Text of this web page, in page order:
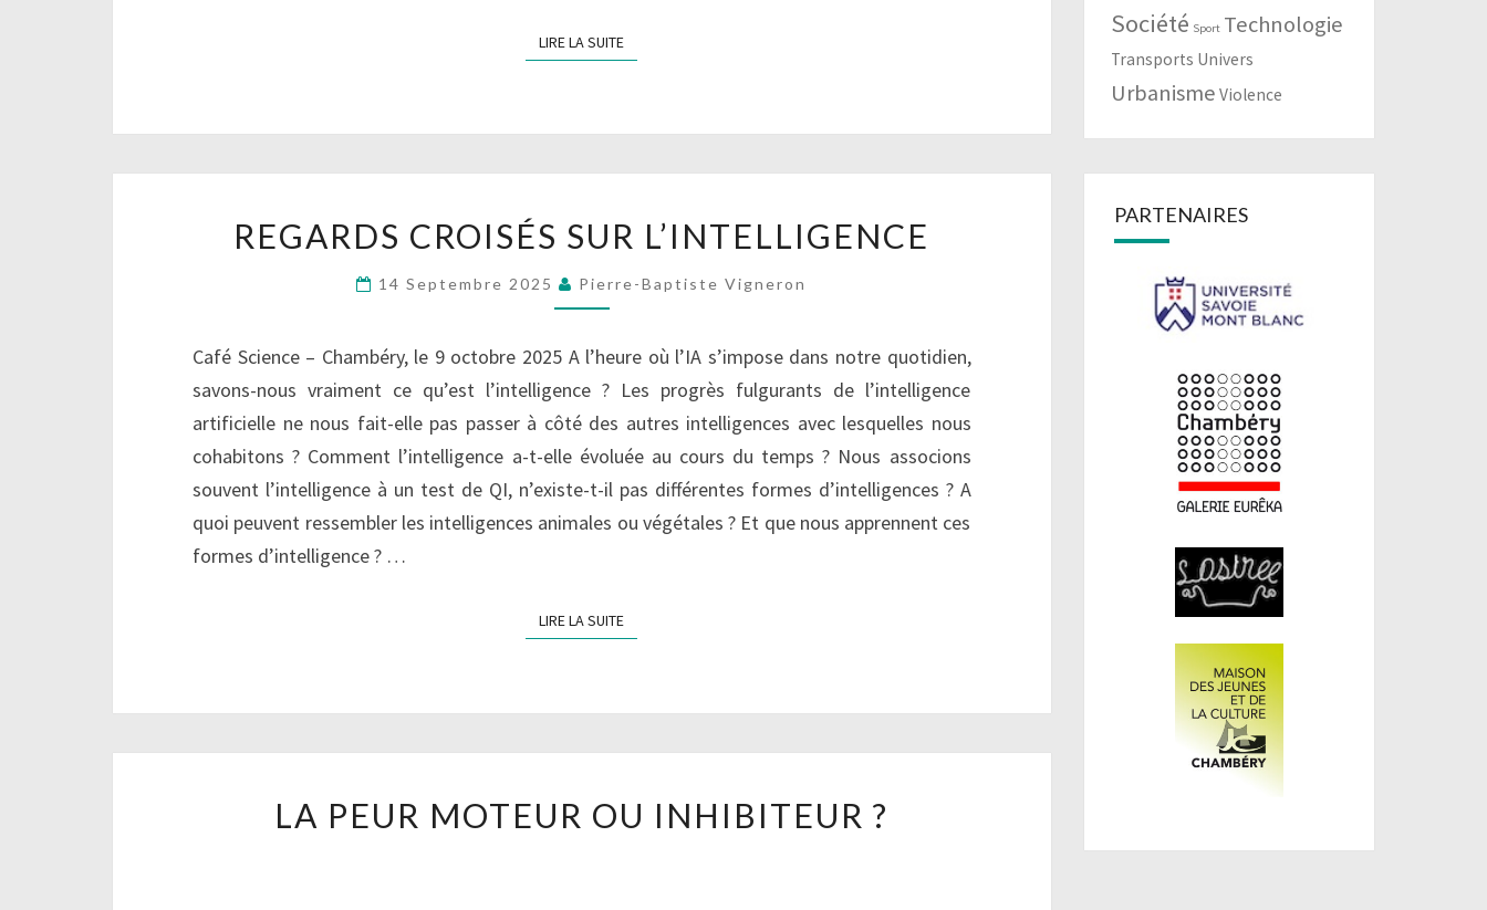
LIRE LA SUITELIRE LA SUITE
CROISÉS
SUR
L’INTELLIGENCE
REGARDS CROISÉS SUR L’INTELLIGENCE
14 Septembre 2025 Pierre-Baptiste Vigneron
Café Science – Chambéry, le 9 octobre 2025 A l’heure où l’IA s’impose dans notre quotidien,
savons-nous vraiment ce qu’est l’intelligence ? Les progrès fulgurants de l’intelligence
artificielle ne nous fait-elle pas passer à côté des autres intelligences avec lesquelles nous
cohabitons ? Comment l’intelligence a-t-elle évoluée au cours du temps ? Nous associons
souvent l’intelligence à un test de QI, n’existe-t-il pas différentes formes d’intelligences ? A
quoi peuvent ressembler les intelligences animales ou végétales ? Et que nous apprennent ces
formes d’intelligence ? …
LIRE LA SUITELIRE LA SUITE
PEUR
LA PEUR MOTEUR OU INHIBITEUR ?
Société Sport Technologie
Transports Univers
Urbanisme Violence
PARTENAIRES